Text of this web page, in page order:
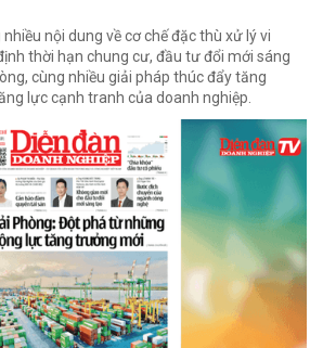
nội dung về cơ chế đặc thù xử lý vi
thời hạn chung cư, đầu tư đổi mới sáng
cùng nhiều giải pháp thúc đẩy tăng
lực cạnh tranh của doanh nghiệp.